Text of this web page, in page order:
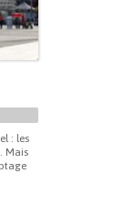
: les
Mais